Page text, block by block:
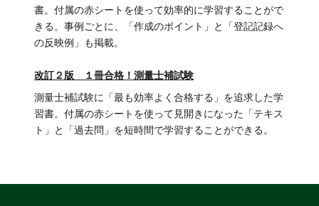
書。付属の赤シートを使って効率的に学習することがで
きる。事例ごとに、「作成のポイント」と「登記記録へ
の反映例」も掲載。
改訂２版 １冊合格！測量士補試験
測量士補試験に「最も効率よく合格する」を追求した学
習書。付属の赤シートを使って見開きになった「テキス
ト」と「過去問」を短時間で学習することができる。